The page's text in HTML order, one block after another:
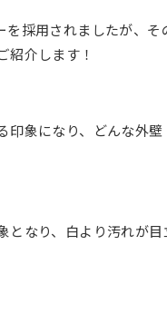
を採用されましたが、そ
紹介します！
印象になり、どんな外
となり、白より汚れが